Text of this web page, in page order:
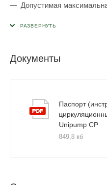
Допустимая
Документы
Паспорт
Unipump CP
849,8 кб